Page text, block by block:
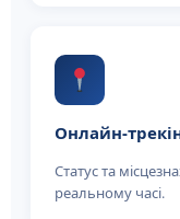
Онлайн-
Статус та
реальному часі.